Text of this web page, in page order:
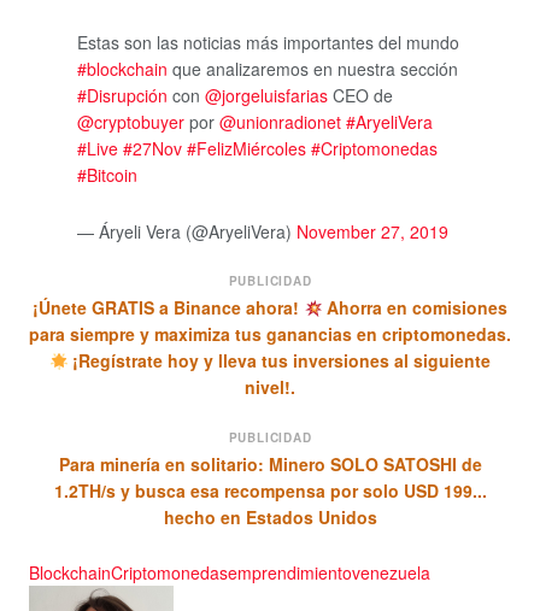
Estas son las noticias más importantes del mundo
#blockchain que analizaremos en nuestra sección
#Disrupción con @jorgeluisfarias CEO de
@cryptobuyer por @unionradionet #AryeliVera
#Live #27Nov #FelizMiércoles #Criptomonedas
#Bitcoin
— Áryeli Vera (@AryeliVera) November 27, 2019
PUBLICIDAD
¡Únete GRATIS a Binance ahora!
Ahorra en comisiones
para siempre y maximiza tus ganancias en criptomonedas.
¡Regístrate hoy y lleva tus inversiones al siguiente
nivel!.
PUBLICIDAD
Para minería en solitario: Minero SOLO SATOSHI de
1.2TH/s y busca esa recompensa por solo USD 199...
hecho en Estados Unidos
BlockchainCriptomonedasemprendimientovenezuela